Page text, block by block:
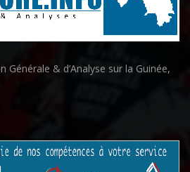
Générale & d’Analyse sur la Guinée,